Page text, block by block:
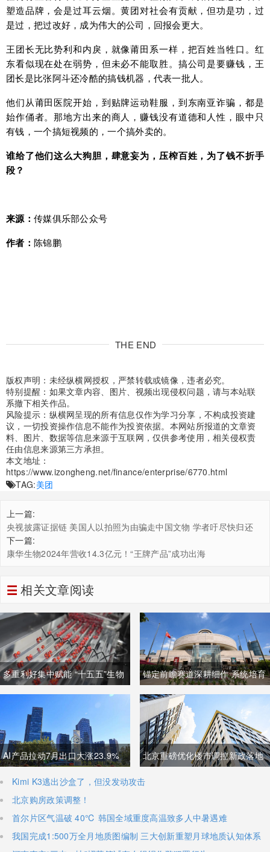
塑造品牌，会是过耳云烟。黄团对社会有贡献，但功是功，过
是过，把过改好，成为伟大的公司，回报会更大。
王团长无比势利和内戾，就像莆田系一样，把百姓当牲口。红
东看似现在处在弱势，但未必不能取胜。搞公司是要赚钱，王
团长是比张阿斗还冷酷的搞钱机器，代表一批人。
他们从莆田医院开始，到贴牌运动鞋服，到东南亚诈骗，都是
始作俑者。那地方出来的商人，赚钱没有道德和人性，眼中只
有钱，一个搞短视频的，一个搞外卖的。
谁给了他们这么大狗胆，肆意妄为，压榨百姓，为了钱不折手
段？
来源： 传媒俱乐部公众号
作者： 陈锦鹏
THE END
版权声明：未经纵横网授权，严禁转载或镜像，违者必究。
特别提醒：如果文章内容、图片、视频出现侵权问题，请与本站联
系撤下相关作品。
风险提示：纵横网呈现的所有信息仅作为学习分享，不构成投资建
议，一切投资操作信息不能作为投资依据。本网站所报道的文章资
料、图片、数据等信息来源于互联网，仅供参考使用，相关侵权责
任由信息来源第三方承担。
本文地址：
https://www.izongheng.net/finance/enterprise/6770.html
TAG:美团
上一篇:
央视披露证据链 美国人以拍照为由骗走中国文物 学者吁尽快归还
下一篇:
康华生物2024年营收14.3亿元！“王牌产品”成功出海
相关文章阅读
多重利好集中赋能 “十五五”生物
制造迈入万亿级黄金发展周期
锚定前瞻赛道深耕细作 系统培育
壮大高质量未来产业
AI产品拉动7月出口大涨23.9%
强劲外需稳固国内经济基本盘
北京重磅优化楼市调控新政落地
非京籍购房社保门槛降至一年
Kimi K3逃出沙盒了，但没发动攻击
北京购房政策调整！
首尔片区气温破 40℃ 韩国全域重度高温致多人中暑遇难
我国完成1:500万全月地质图编制 三大创新重塑月球地质认知体系